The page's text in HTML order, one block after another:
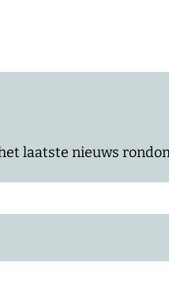
laatste nieuws